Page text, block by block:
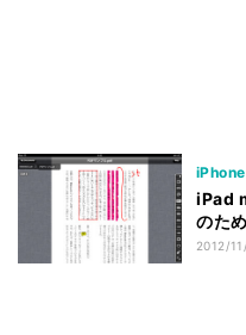
iPhone
iPad
のた
2012/